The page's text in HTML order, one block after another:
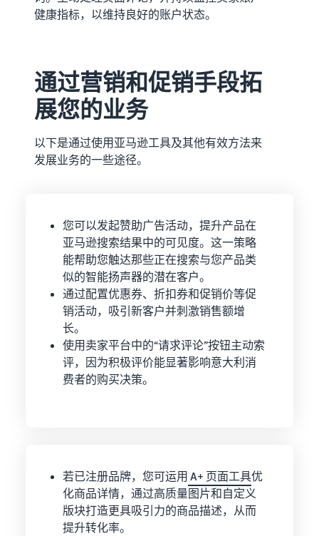
健康指标，以维持良好的账户状态。
通过营销和促销手段拓
展您的业务
以下是通过使用亚马逊工具及其他有效方法来
发展业务的一些途径。
您可以发起赞助广告活动，提升产品在
亚马逊搜索结果中的可见度。这一策略
能帮助您触达那些正在搜索与您产品类
似的智能扬声器的潜在客户。
通过配置优惠券、折扣券和促销价等促
销活动，吸引新客户并刺激销售额增
长。
使用卖家平台中的“请求评论”按钮主动索
评，因为积极评价能显著影响意大利消
费者的购买决策。
若已注册品牌，您可运用 A+ 页面工具优
化商品详情，通过高质量图片和自定义
版块打造更具吸引力的商品描述，从而
提升转化率。